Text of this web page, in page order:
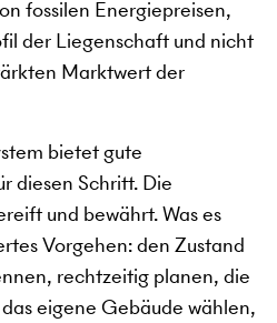
fossilen Energiepreisen,
der Liegenschaft und nicht
Marktwert der
bietet gute
diesen Schritt. Die
und bewährt. Was es
Vorgehen: den Zustand
rechtzeitig planen, die
eigene Gebäude wählen,